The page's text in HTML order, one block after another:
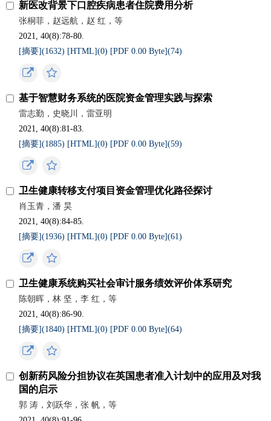
新医改背景下口腔疾病患者住院费用分析
张桐菲，赵远航，赵 红，等
2021, 40(8):78-80.
[摘要](1632) [HTML](0) [PDF 0.00 Byte](74)
基于智慧财务系统的医院资金管理实践与探索
雷志勤，史晓川，雷亚明
2021, 40(8):81-83.
[摘要](1885) [HTML](0) [PDF 0.00 Byte](59)
卫生健康转移支付项目资金管理优化路径探讨
肖玉青，潘 昊
2021, 40(8):84-85.
[摘要](1936) [HTML](0) [PDF 0.00 Byte](61)
卫生健康系统购买社会审计服务绩效评价体系研究
陈朝晖，林 坚，李 红，等
2021, 40(8):86-90.
[摘要](1840) [HTML](0) [PDF 0.00 Byte](64)
创新药风险分担协议在英国患者准入计划中的应用及对我
国的启示
郭 涛，刘跃华，张 帆，等